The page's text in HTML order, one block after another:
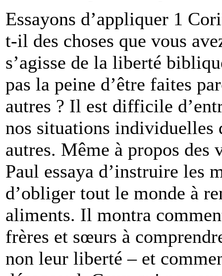
Essayons d’appliquer 1
t-il des choses que vous
s’agisse de la liberté
pas la peine d’être faites
autres ? Il est difficile
nos situations individuelles
autres. Même à propos des
Paul essaya d’instruire les
d’obliger tout le monde à
aliments. Il montra
frères et sœurs à
non leur liberté – et